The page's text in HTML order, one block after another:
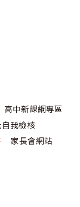
高中新課綱專區
我檢核
家長會網站